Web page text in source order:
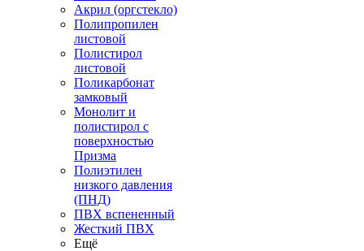
Акрил (оргстекло)
Полипропилен
листовой
Полистирол
листовой
Поликарбонат
замковый
Монолит и
полистирол с
поверхностью
Призма
Полиэтилен
низкого давления
(ПНД)
ПВХ вспененный
Жесткий ПВХ
Ещё